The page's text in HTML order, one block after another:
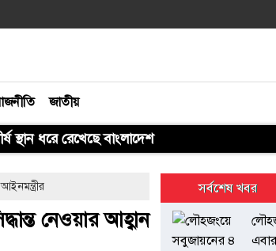
জাতীয়
স্থান ধরে রেখেছে বাংলাদেশ
নেওয়ার আহ্বান
সর্বশেষ খবর